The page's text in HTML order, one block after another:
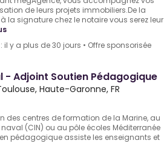
de leurs projets immobiliers.De la
la signature chez le notaire vous serez leur
il y a plus de 30 jours • Offre sponsorisée
- Adjoint Soutien Pédagogique
Haute-Garonne, FR
des centres de formation de la Marine, au
(CIN) ou au pôle écoles Méditerranée
pédagogique assiste les enseignants et